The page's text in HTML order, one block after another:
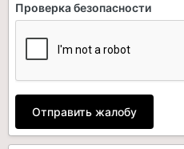
Проверка безопасности
Отправить жалобу